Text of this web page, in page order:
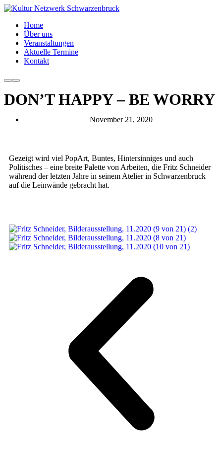
Home
Über uns
Veranstaltungen
Aktuelle Termine
Kontakt
DON’T HAPPY – BE WORRY
November 21, 2020
Gezeigt wird viel PopArt, Buntes, Hintersinniges und auch
Politisches – eine breite Palette von Arbeiten, die Fritz Schneider
während der letzten Jahre in seinem Atelier in Schwarzenbruck
auf die Leinwände gebracht hat.